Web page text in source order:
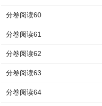
分卷阅读60
分卷阅读61
分卷阅读62
分卷阅读63
分卷阅读64